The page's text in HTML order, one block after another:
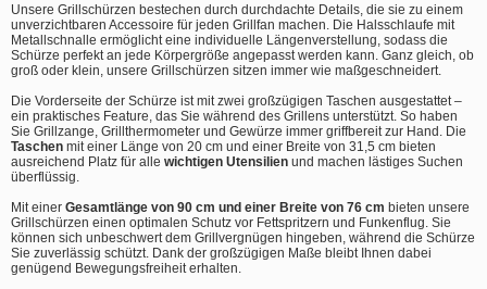
Unsere Grillschürzen bestechen durch durchdachte Details, die sie zu einem
unverzichtbaren Accessoire für jeden Grillfan machen. Die Halsschlaufe mit
Metallschnalle ermöglicht eine individuelle Längenverstellung, sodass die
Schürze perfekt an jede Körpergröße angepasst werden kann. Ganz gleich, ob
groß oder klein, unsere Grillschürzen sitzen immer wie maßgeschneidert.
Die Vorderseite der Schürze ist mit zwei großzügigen Taschen ausgestattet –
ein praktisches Feature, das Sie während des Grillens unterstützt. So haben
Sie Grillzange, Grillthermometer und Gewürze immer griffbereit zur Hand. Die
Taschen mit einer Länge von 20 cm und einer Breite von 31,5 cm bieten
ausreichend Platz für alle wichtigen Utensilien und machen lästiges Suchen
überflüssig.
Mit einer Gesamtlänge von 90 cm und einer Breite von 76 cm bieten unsere
Grillschürzen einen optimalen Schutz vor Fettspritzern und Funkenflug. Sie
können sich unbeschwert dem Grillvergnügen hingeben, während die Schürze
Sie zuverlässig schützt. Dank der großzügigen Maße bleibt Ihnen dabei
genügend Bewegungsfreiheit erhalten.